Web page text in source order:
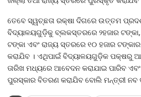
ତେବେ ସ୍ୱଚ୍ଛତା ରକ୍ଷା ଦିଗରେ ଉତ୍ତମ
ବିଦ୍ୟାଳୟଗୁଡ଼ିକୁ ବ୍ଲକସ୍ତରରେ ୨ହଜାର
ଟଙ୍କା ଏବଂ ରାଜ୍ୟ ସ୍ତରରେ ୧୦ ହଜାର
କରାଯିବ । ଏଥିପାଇଁ ବିଦ୍ୟାଳୟଗୁଡ଼ିକ ପକ୍ଷରୁ
ତାରିଖ ମଧ୍ୟରେ ଆବେଦନ କରାଯାଇ ପାରିବ
ପୁରସ୍କାର ବିତରଣ କରାଯିବ ବୋଲି ମନ୍ତ୍ରୀ ନବ